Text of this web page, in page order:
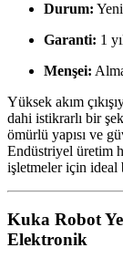
Durum:
Garanti: 1
Menşei:
Yüksek akım
dahi istikrarlı bir
ömürlü yapısı ve
Endüstriyel üretim
işletmeler için ideal
Kuka Robot
Elektronik